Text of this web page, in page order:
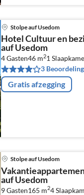
Stolpe auf Usedom
Hotel Cultuur en
auf Usedom
4 Gasten46 m21
3
Gratis afzegging
Stolpe auf Usedom
auf Usedom
9 Gasten165 m24